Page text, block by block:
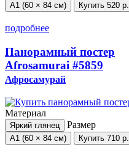
А1 (60 × 84 см) Купить 520 р.
подробнее
Панорамный постер
Afrosamurai #5859
Афросамурай
Материал
Яркий глянец Размер
А1 (60 × 84 см) Купить 710 р.